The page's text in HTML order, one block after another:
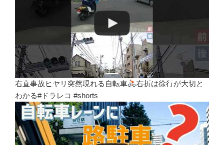
右直事故ヒヤリ突然現れる自転車
右折は徐行が大切と
わかる#ドラレコ #shorts